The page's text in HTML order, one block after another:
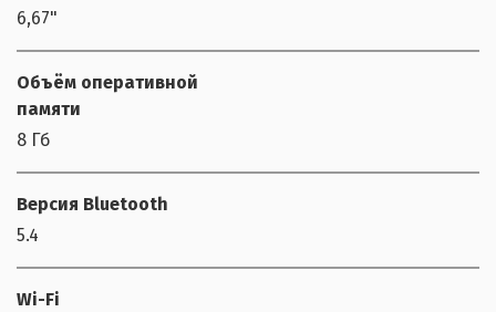
6,67"
Объём оперативной
памяти
8 Гб
Версия Bluetooth
5.4
Wi-Fi